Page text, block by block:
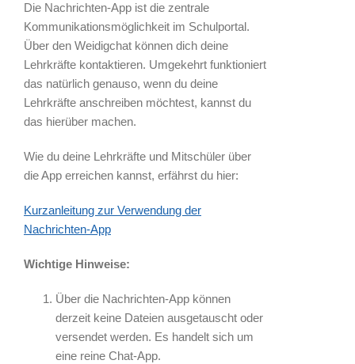
Die Nachrichten-App ist die zentrale
Kommunikationsmöglichkeit im Schulportal.
Über den Weidigchat können dich deine
Lehrkräfte kontaktieren. Umgekehrt funktioniert
das natürlich genauso, wenn du deine
Lehrkräfte anschreiben möchtest, kannst du
das hierüber machen.
Wie du deine Lehrkräfte und Mitschüler über
die App erreichen kannst, erfährst du hier:
Kurzanleitung zur Verwendung der
Nachrichten-App
Wichtige Hinweise:
Über die Nachrichten-App können
derzeit keine Dateien ausgetauscht oder
versendet werden. Es handelt sich um
eine reine Chat-App.